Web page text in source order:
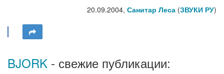
20.09.2004, Санитар Леса (ЗВУКИ РУ)
BJORK - свежие публикации: